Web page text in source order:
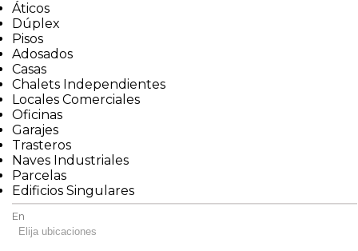
Áticos
Dúplex
Pisos
Adosados
Casas
Chalets Independientes
Locales Comerciales
Oficinas
Garajes
Trasteros
Naves Industriales
Parcelas
Edificios Singulares
En
Elija ubicaciones